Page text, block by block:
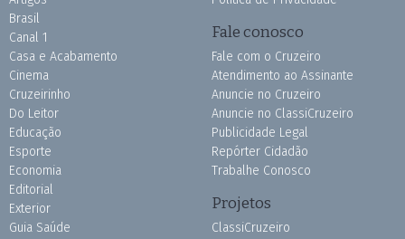
Brasil
Canal 1
Casa e Acabamento
Cinema
Cruzeirinho
Do Leitor
Educação
Esporte
Economia
Editorial
Exterior
Guia Saúde
Fale conosco
Fale com o Cruzeiro
Atendimento ao Assinante
Anuncie no Cruzeiro
Anuncie no ClassiCruzeiro
Publicidade Legal
Repórter Cidadão
Trabalhe Conosco
Projetos
ClassiCruzeiro